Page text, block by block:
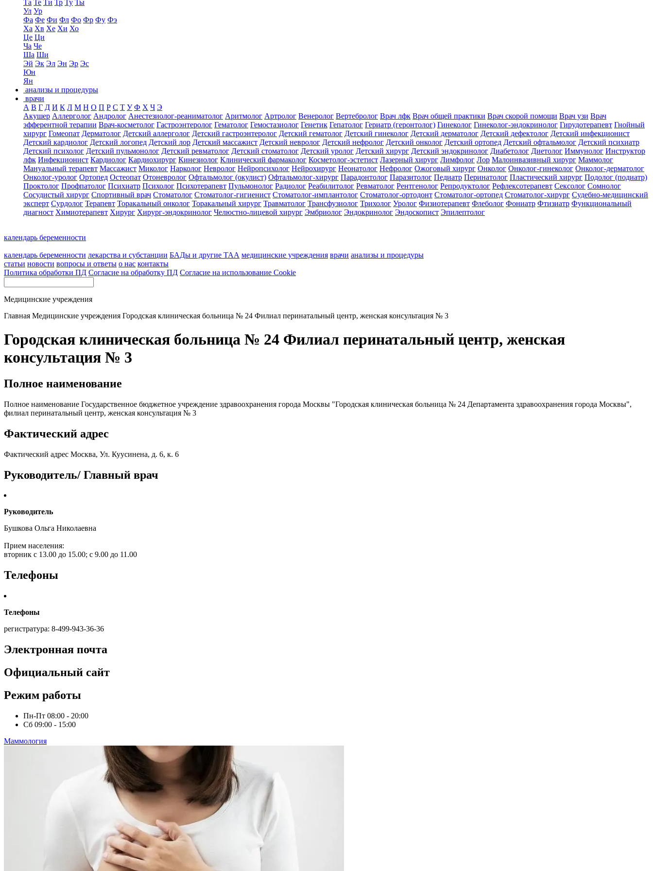
Та Те Ти Тр Ту Ты
Ул Ур
Фа Фе Фи Фл Фо Фр Фу Фэ
Ха Хв Хе Хи Хо
Це Ци
Ча Че
Ша Ши
Эй Эк Эл Эн Эр Эс
Юн
Ян
анализы и процедуры
врачи
А В Г Д И К Л М Н О П Р С Т У Ф Х Ч Э
Акушер Аллерголог Андролог Анестезиолог-реаниматолог Аритмолог Артролог Венеролог Вертебролог Врач лфк Врач общей практики Врач скорой помощи Врач узи Врач
эфферентной терапии Врач-косметолог Гастроэнтеролог Гематолог Гемостазиолог Генетик Гепатолог Гериатр (геронтолог) Гинеколог Гинеколог-эндокринолог Гирудотерапевт Гнойный
хирург Гомеопат Дерматолог Детский аллерголог Детский гастроэнтеролог Детский гематолог Детский гинеколог Детский дерматолог Детский дефектолог Детский инфекционист
Детский кардиолог Детский логопед Детский лор Детский массажист Детский невролог Детский нефролог Детский онколог Детский ортопед Детский офтальмолог Детский психиатр
Детский психолог Детский пульмонолог Детский ревматолог Детский стоматолог Детский уролог Детский хирург Детский эндокринолог Диабетолог Диетолог Иммунолог Инструктор
лфк Инфекционист Кардиолог Кардиохирург Кинезиолог Клинический фармаколог Косметолог-эстетист Лазерный хирург Лимфолог Лор Малоинвазивный хирург Маммолог
Мануальный терапевт Массажист Миколог Нарколог Невролог Нейропсихолог Нейрохирург Неонатолог Нефролог Ожоговый хирург Онколог Онколог-гинеколог Онколог-дерматолог
Онколог-уролог Ортопед Остеопат Отоневролог Офтальмолог (окулист) Офтальмолог-хирург Парадонтолог Паразитолог Педиатр Перинатолог Пластический хирург Подолог (подиатр)
Проктолог Профпатолог Психиатр Психолог Психотерапевт Пульмонолог Радиолог Реабилитолог Ревматолог Рентгенолог Репродуктолог Рефлексотерапевт Сексолог Сомнолог
Сосудистый хирург Спортивный врач Стоматолог Стоматолог-гигиенист Стоматолог-имплантолог Стоматолог-ортодонт Стоматолог-ортопед Стоматолог-хирург Судебно-медицинский
эксперт Сурдолог Терапевт Торакальный онколог Торакальный хирург Травматолог Трансфузиолог Трихолог Уролог Физиотерапевт Флеболог Фониатр Фтизиатр Функциональный
диагност Химиотерапевт Хирург Хирург-эндокринолог Челюстно-лицевой хирург Эмбриолог Эндокринолог Эндоскопист Эпилептолог
календарь беременности
календарь беременности лекарства и субстанции БАДы и другие ТАА медицинские учреждения врачи анализы и процедуры
статьи новости вопросы и ответы о нас контакты
Политика обработки ПД Согласие на обработку ПД Согласие на использование Cookie
Медицинские учреждения
Главная Медицинские учреждения Городская клиническая больница № 24 Филиал перинатальный центр, женская консультация № 3
Городская клиническая больница № 24 Филиал перинатальный центр, женская
консультация № 3
Полное наименование
Полное наименование Государственное бюджетное учреждение здравоохранения города Москвы "Городская клиническая больница № 24 Департамента здравоохранения города Москвы",
филиал перинатальный центр, женская консультация № 3
Фактический адрес
Фактический адрес Москва, Ул. Куусинена, д. 6, к. 6
Руководитель/ Главный врач
Руководитель
Бушкова Ольга Николаевна
Прием населения:
вторник с 13.00 до 15.00; с 9.00 до 11.00
Телефоны
Телефоны
регистратура: 8-499-943-36-36
Электронная почта
Официальный сайт
Режим работы
Пн-Пт 08:00 - 20:00
Сб 09:00 - 15:00
Маммология